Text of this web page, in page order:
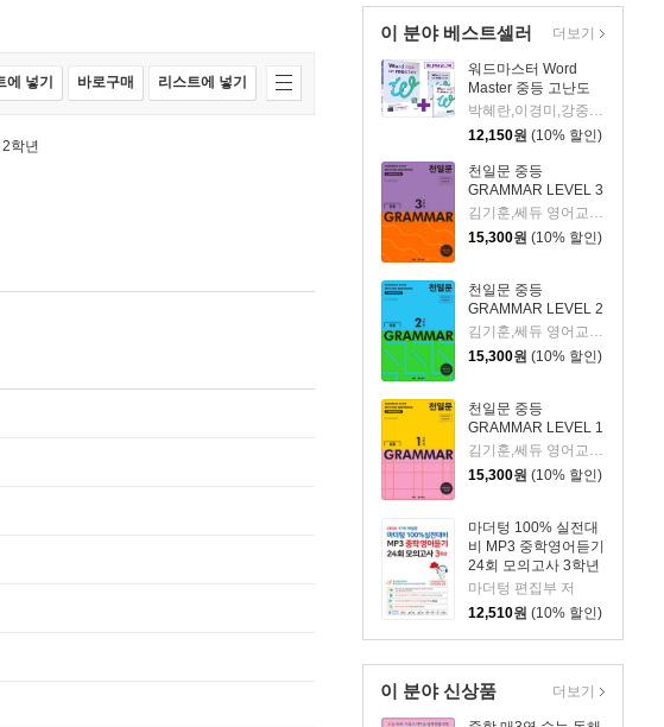
이 분야 베스트셀러
워드마스터 Word
Master 중등 고난도
박혜란,이경미,강중원,박정연,최은경,조은정,홍석현,이윤정 공저
12,150원 (10% 할인)
천일문 중등
GRAMMAR LEVEL 3
김기훈,쎄듀 영어교육연구센터 저
15,300원 (10% 할인)
천일문 중등
GRAMMAR LEVEL 2
김기훈,쎄듀 영어교육연구센터 저
15,300원 (10% 할인)
천일문 중등
GRAMMAR LEVEL 1
김기훈,쎄듀 영어교육연구센터 저
15,300원 (10% 할인)
마더텅 100% 실전대
비 MP3 중학영어듣기
24회 모의고사 3학년
(2026년)
마더텅 편집부 저
12,510원 (10% 할인)
더보기
이 분야 신상품 더보기
에 넣기 바로구매 리스트에 넣기
학년